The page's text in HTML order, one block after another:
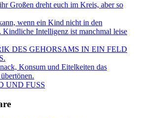
Großen dreht euch im Kreis, aber so
wenn ein Kind nicht in den
Intelligenz ist manchmal leise
DES GEHORSAMS IN EIN FELD
Konsum und Eitelkeiten das
UND FUSS